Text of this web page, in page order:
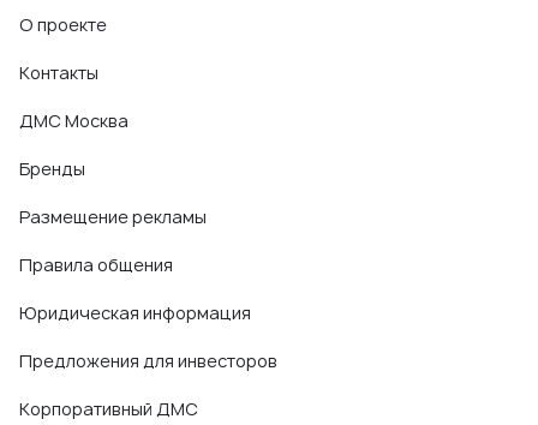
О проекте
Контакты
ДМС Москва
Бренды
Размещение рекламы
Правила общения
Юридическая информация
Предложения для инвесторов
Корпоративный ДМС